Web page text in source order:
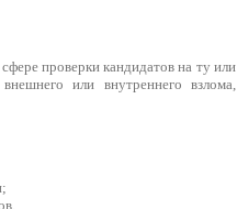
проверки кандидатов на ту или
или внутреннего взлома,